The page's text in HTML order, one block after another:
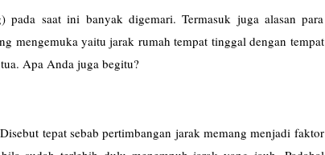
pada saat ini banyak digemari. Termasuk juga alasan para
mengemuka yaitu jarak rumah tempat tinggal dengan tempat
Apa Anda juga begitu?
tepat sebab pertimbangan jarak memang menjadi faktor